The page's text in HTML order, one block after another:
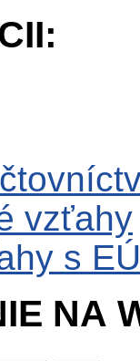
vzťahy
s EÚ
NA